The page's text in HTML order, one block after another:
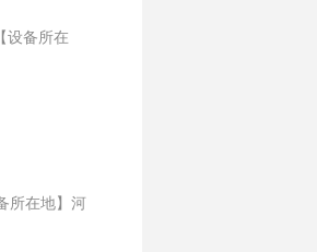
设备所在
所在地】河